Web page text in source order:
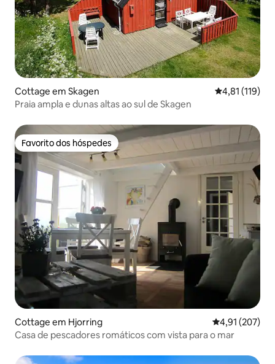
Cottage em Skagen Classificação
4,81 (119)
Praia ampla e dunas altas ao sul de Skagen
Favorito dos hóspedes
Favorito dos hóspedes
Cottage em Hjorring Classificação
4,91 (207)
Casa de pescadores romáticos com vista para o mar